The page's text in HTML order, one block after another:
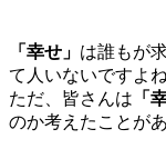
「幸せ」 は誰もが
て人いないですよ
ただ、皆さんは 「
のか考えたことが